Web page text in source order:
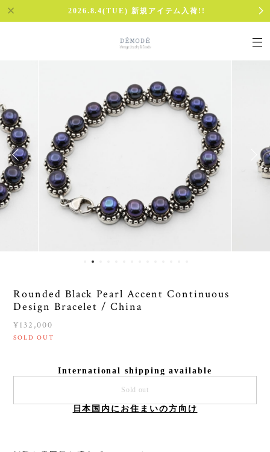
2026.8.4(TUE) 新規アイテム入荷!!
Rounded Black Pearl Accent Continuous
Design Bracelet / China
¥132,000
SOLD OUT
International shipping available
Sold out
日本国内にお住まいの方向け